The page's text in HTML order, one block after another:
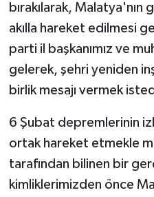
bırakılarak,
akılla hareket edilmesi
parti il başkanımız ve
gelerek, şehri yeniden
birlik mesajı vermek
6 Şubat depremlerinin
ortak hareket etmekle
tarafından bilinen bir
kimliklerimizden önce